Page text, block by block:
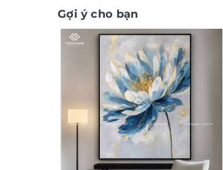
Gợi ý cho bạn